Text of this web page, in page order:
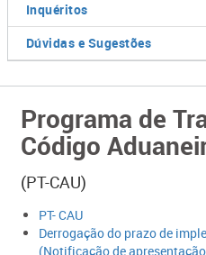
Inquéritos
Dúvidas e Sugestões
Programa de
Código
(PT-CAU)
PT- CAU
Derrogação do prazo de
(Notificação de